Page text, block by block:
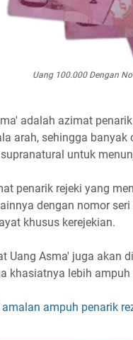
Uang 100.000 Dengan
adalah azimat
arah, sehingga
untuk
penarik rejeki yang
dengan nomor
khusus kerejekian.
Uang Asma' juga akan
khasiatnya lebih
ampuh penarik